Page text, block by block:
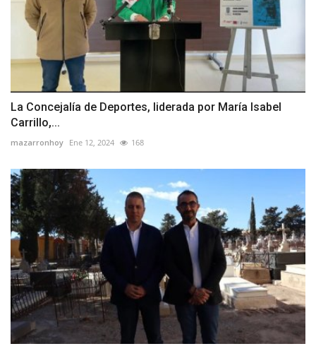
La Concejalía de Deportes, liderada por María Isabel
Carrillo,...
mazarronhoy Ene 12, 2024 168